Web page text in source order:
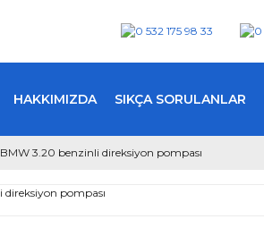
HAKKIMIZDA SIKÇA SORULANLAR
BMW 3.20 benzinli direksiyon pompası